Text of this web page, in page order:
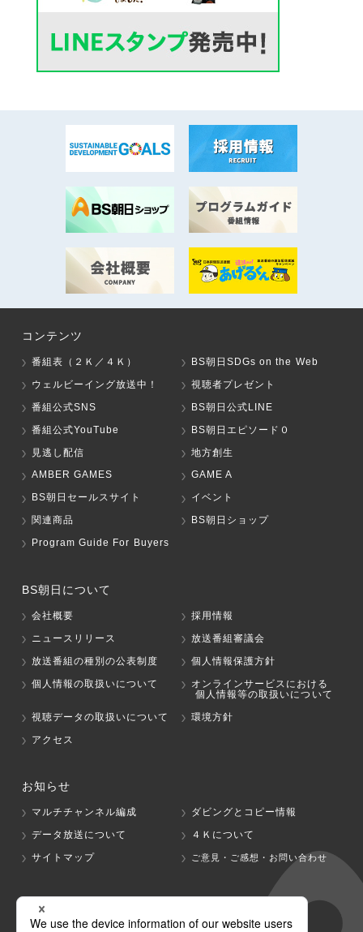
コンテンツ
番組表（２Ｋ／４Ｋ）
BS朝日SDGs on the Web
ウェルビーイング放送中！
視聴者プレゼント
番組公式SNS
BS朝日公式LINE
番組公式YouTube
BS朝日エピソード０
見逃し配信
地方創生
AMBER GAMES
GAME A
BS朝日セールスサイト
イベント
関連商品
BS朝日ショップ
Program Guide For Buyers
BS朝日について
会社概要
採用情報
ニュースリリース
放送番組審議会
放送番組の種別の公表制度
個人情報保護方針
個人情報の取扱いについて
オンラインサービスにおける
個人情報等の取扱いについて
視聴データの取扱いについて
環境方針
アクセス
お知らせ
マルチチャンネル編成
ダビングとコピー情報
データ放送について
４Ｋについて
サイトマップ
ご意見・ご感想・お問い合わせ
グループ会社